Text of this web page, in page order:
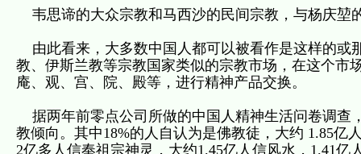
韦思谛的大众宗教和马西沙的民间宗教，与杨庆堃
由此看来，大多数中国人都可以被看作是这样的或
教、伊斯兰教等宗教国家类似的宗教市场，在这个市
庵、观、宫、院、殿等，进行精神产品交换。
据两年前零点公司所做的中国人精神生活问卷调查
教倾向。其中18%的人自认为是佛教徒，大约 1.85亿
2亿多人信奉祖宗神灵，大约1.45亿人信风水，1.41